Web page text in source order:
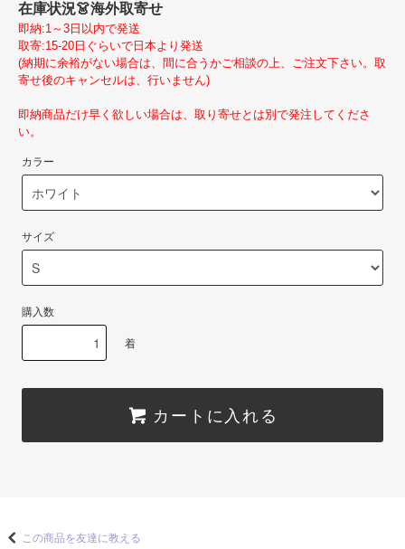
在庫状況👗海外取寄せ
即納:1～3日以内で発送
取寄:15-20日ぐらいで日本より発送
(納期に余裕がない場合は、間に合うかご相談の上、ご注文下さい。取
寄せ後のキャンセルは、行いません)
即納商品だけ早く欲しい場合は、取り寄せとは別で発注してくださ
い。
カラー
サイズ
購入数
着
カートに入れる
この商品を友達に教える